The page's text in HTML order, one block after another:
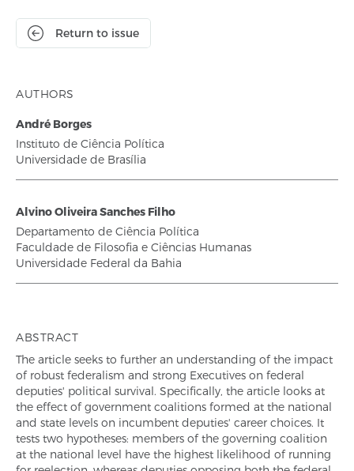
Return to issue
AUTHORS
André Borges
Instituto de Ciência Política
Universidade de Brasília
Alvino Oliveira Sanches Filho
Departamento de Ciência Política
Faculdade de Filosofia e Ciências Humanas
Universidade Federal da Bahia
ABSTRACT
The article seeks to further an understanding of the impact
of robust federalism and strong Executives on federal
deputies' political survival. Specifically, the article looks at
the effect of government coalitions formed at the national
and state levels on incumbent deputies' career choices. It
tests two hypotheses: members of the governing coalition
at the national level have the highest likelihood of running